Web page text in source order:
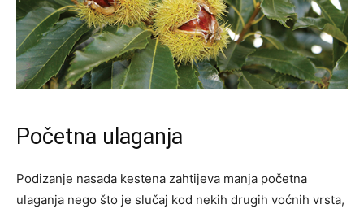
Početna ulaganja
Podizanje nasada kestena zahtijeva manja početna
ulaganja nego što je slučaj kod nekih drugih voćnih vrsta,